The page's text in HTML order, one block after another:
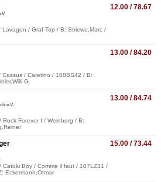
12.00 / 78.67
/ Graf Top / B: Striewe,Marc /
13.00 / 84.20
Cassus / Caretino / 108BS42 / B:
G.
13.00 / 84.74
e.V.
Forever I / Weinberg / B:
15.00 / 73.44
Catoki Boy / Comme il faut / 107LZ31 /
Eckermann,Otmar